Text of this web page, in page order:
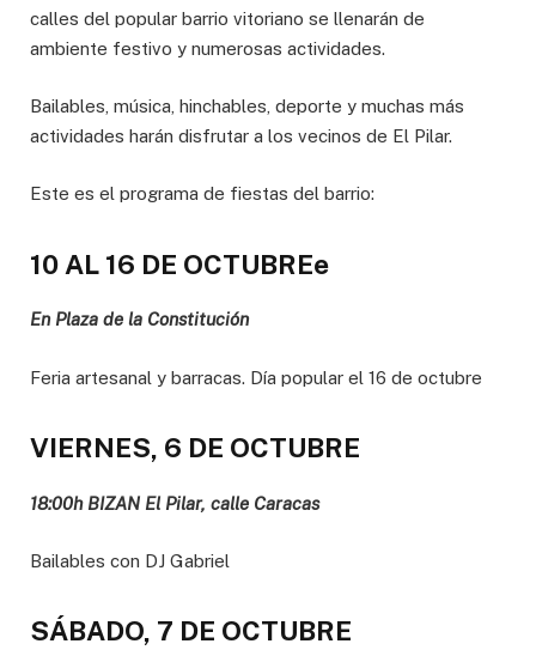
calles del popular barrio vitoriano se llenarán de
ambiente festivo y numerosas actividades.
Bailables, música, hinchables, deporte y muchas más
actividades harán disfrutar a los vecinos de El Pilar.
Este es el programa de fiestas del barrio:
10 AL 16 DE OCTUBREe
En Plaza de la Constitución
Feria artesanal y barracas. Día popular el 16 de octubre
VIERNES, 6 DE OCTUBRE
18:00h BIZAN El Pilar, calle Caracas
Bailables con DJ Gabriel
SÁBADO, 7 DE OCTUBRE